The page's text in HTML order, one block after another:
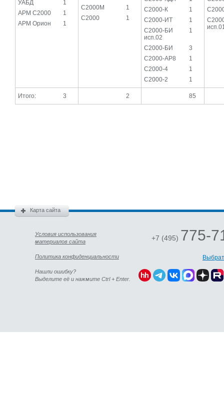
УАБД
1
АРМ С2000
1
АРМ Орион
1
С2000М
1
С2000
1
С2000-К
1
С2000-ИТ
1
С2000-БИ
исп.02
1
С2000-БИ
3
С2000-АР8
1
С2000-4
1
С2000-2
1
Итого: 3 2 85
Карта сайта
Условия использования
материалов сайта
Политика конфиденциальности
Нашли ошибку?
Выделите её и нажмите Ctrl + Enter.
+7 (495) 775-